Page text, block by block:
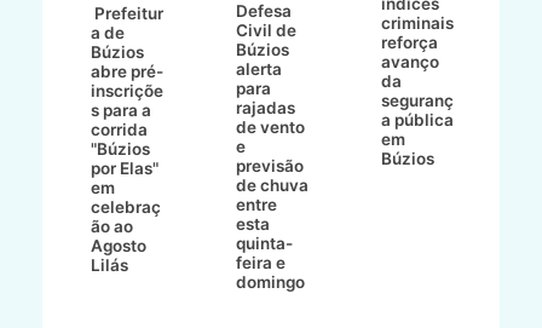
Prefeitur
a de
Búzios
abre pré-
inscriçõe
s para a
corrida
"Búzios
por Elas"
em
celebraç
ão ao
Agosto
Lilás
Defesa
Civil de
Búzios
alerta
para
rajadas
de vento
e
previsão
de chuva
entre
esta
quinta-
feira e
domingo
criminais
reforça
avanço
da
seguranç
a pública
em
Búzios